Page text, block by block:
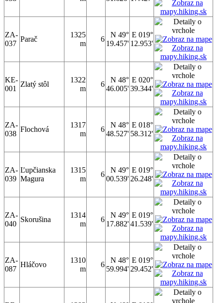
ZA-
037
Parač
1325
m
6
N 49°
19.457'
E 019°
12.953'
KE-
001
Zlatý stôl
1322
m
6
N 48°
46.005'
E 020°
39.344'
ZA-
038
Flochová
1317
m
6
N 48°
48.527'
E 018°
58.312'
ZA-
039
Ľupčianska
Magura
1315
m
6
N 49°
00.539'
E 019°
26.248'
ZA-
040
Skorušina
1314
m
6
N 49°
17.882'
E 019°
41.539'
ZA-
087
Hláčovo
1310
m
6
N 48°
59.994'
E 019°
29.452'